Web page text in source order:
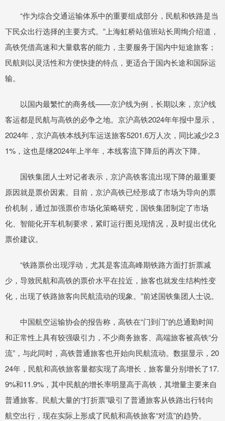
“作为综合交通运输体系中的重要组成部分，民航和铁路是当
下民众出行选择的主要方式。”上海虹桥站值班站长周绚介绍道，
高铁凭借高速和大量载客的能力，主要服务于国内中短途旅客；
民航则以灵活性和方便快捷的特点，更适合于国内长途和国际运
输。
以国内最繁忙的商务线——京沪线为例，长期以来，京沪线
客运都是民航与高铁的必争之地。京沪高铁2024年年报中显示，
2024年，京沪高铁本线列车运送旅客5201.6万人次，同比减少2.3
1%，这也是继2024年上半年，本线客流下降后的再次下降。
国铁集团人士对记者表示，京沪高铁客流出现下降的最重要
原因就是票价因素。目前，京沪高铁已经形成了市场为导向的票
价机制，通过加强票价市场化策略研究，国铁集团制定了市场
化、智能化开车机制要求，紧盯运行图兑现情况，及时提出优化
票价建议。
“铁路票价出现浮动，尤其是客流高峰期铁路方面打折票减
少，导致民航和高铁的票价水平在拉近，旅客也就发生结构性变
化，出现了铁路旅客向民航流动的现象。”前述国铁集团人士说。
中国航空运输协会的报告称，高铁在“门到门”的总通勤时间
和正常性上具有较强吸引力，不少商务旅客、高端旅客被高铁“分
流”，与此同时，高铁普通旅客也开始向民航流动。数据显示，20
24年，民航和高铁旅客量都实现了高增长，旅客量分别增长了17.
9%和11.9%，其中民航的增长率明显高于高铁，其增量主要来自
普通旅客。民航大量的“打折票”吸引了普通旅客从铁路出行转向
航空出行，现在实际上形成了民航和高铁旅客“对流”的趋势。